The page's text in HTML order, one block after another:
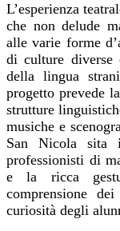
L’esperienza
che non delude
alle varie forme
di culture
della lingua
progetto prevede
strutture
musiche e
San Nicola sita
professionisti di
e la ricca
comprensione
curiosità degli